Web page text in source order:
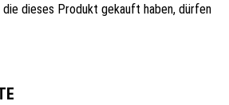
die dieses Produkt gekauft haben, dürfen